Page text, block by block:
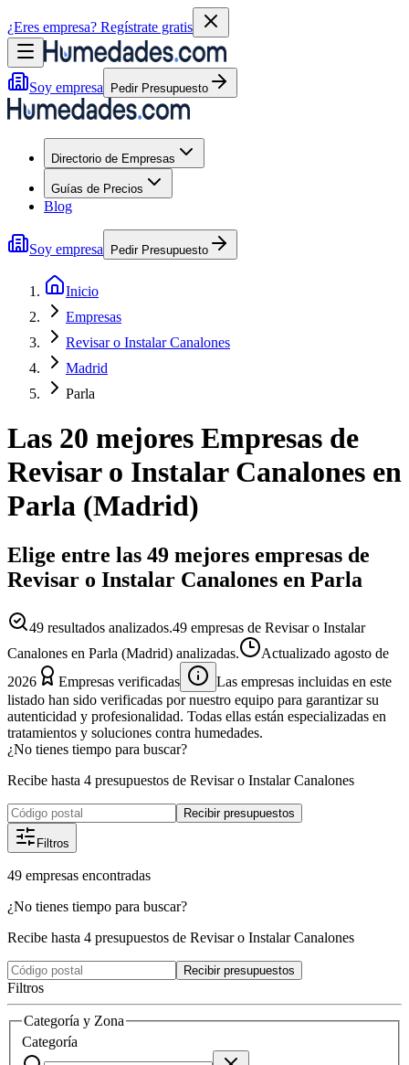
¿Eres empresa? Regístrate gratis
Soy empresa Pedir Presupuesto
Directorio de Empresas
Guías de Precios
Blog
Soy empresa Pedir Presupuesto
Inicio
Empresas
Revisar o Instalar Canalones
Madrid
Parla
Las 20 mejores Empresas de
Revisar o Instalar Canalones en
Parla (Madrid)
Elige entre las 49 mejores empresas de
Revisar o Instalar Canalones en Parla
49 resultados analizados.49 empresas de Revisar o Instalar
Canalones en Parla (Madrid) analizadas.
Actualizado agosto de
2026
Empresas verificadas
Las empresas incluidas en este
listado han sido verificadas por nuestro equipo para garantizar su
autenticidad y profesionalidad. Todas ellas están especializadas en
tratamientos y soluciones contra humedades.
¿No tienes tiempo para buscar?
Recibe hasta 4 presupuestos de Revisar o Instalar Canalones
Recibir presupuestos
Filtros
49 empresas encontradas
¿No tienes tiempo para buscar?
Recibe hasta 4 presupuestos de Revisar o Instalar Canalones
Recibir presupuestos
Filtros
Categoría y Zona
Categoría